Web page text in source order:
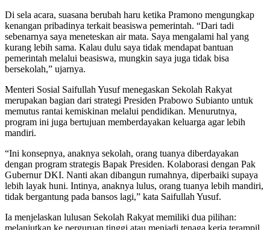
Di sela acara, suasana berubah haru ketika Pramono mengungkap
kenangan pribadinya terkait beasiswa pemerintah. “Dari tadi
sebenarnya saya meneteskan air mata. Saya mengalami hal yang
kurang lebih sama. Kalau dulu saya tidak mendapat bantuan
pemerintah melalui beasiswa, mungkin saya juga tidak bisa
bersekolah,” ujarnya.
Menteri Sosial Saifullah Yusuf menegaskan Sekolah Rakyat
merupakan bagian dari strategi Presiden Prabowo Subianto untuk
memutus rantai kemiskinan melalui pendidikan. Menurutnya,
program ini juga bertujuan memberdayakan keluarga agar lebih
mandiri.
“Ini konsepnya, anaknya sekolah, orang tuanya diberdayakan
dengan program strategis Bapak Presiden. Kolaborasi dengan Pak
Gubernur DKI. Nanti akan dibangun rumahnya, diperbaiki supaya
lebih layak huni. Intinya, anaknya lulus, orang tuanya lebih mandiri,
tidak bergantung pada bansos lagi,” kata Saifullah Yusuf.
Ia menjelaskan lulusan Sekolah Rakyat memiliki dua pilihan:
melanjutkan ke perguruan tinggi atau menjadi tenaga kerja terampil